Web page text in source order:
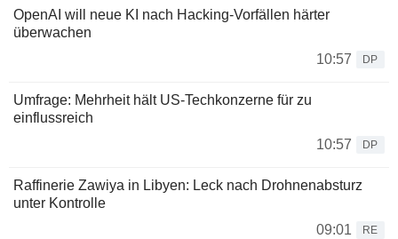
OpenAI will neue KI nach Hacking-Vorfällen härter
überwachen
10:57
DP
Umfrage: Mehrheit hält US-Techkonzerne für zu
einflussreich
10:57
DP
Raffinerie Zawiya in Libyen: Leck nach Drohnenabsturz
unter Kontrolle
09:01
RE